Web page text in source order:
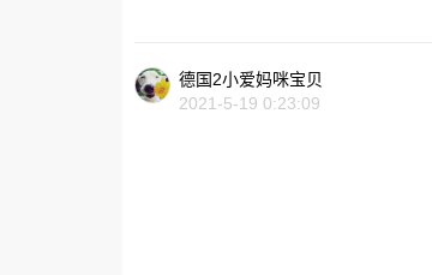
德国2小爱妈咪宝贝
2021-5-19 0:23:09